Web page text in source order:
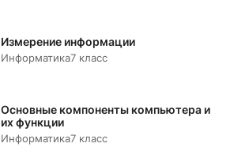
Измерение информации
Информатика7 класс
Основные компоненты компьютера и
их функции
Информатика7 класс